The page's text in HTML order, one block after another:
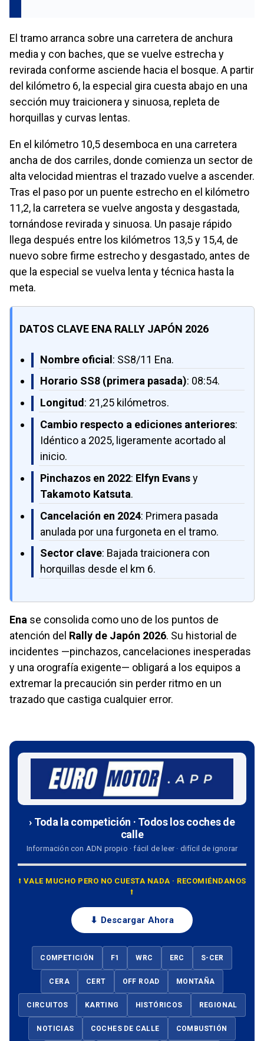
El tramo arranca sobre una carretera de anchura
media y con baches, que se vuelve estrecha y
revirada conforme asciende hacia el bosque. A partir
del kilómetro 6, la especial gira cuesta abajo en una
sección muy traicionera y sinuosa, repleta de
horquillas y curvas lentas.
En el kilómetro 10,5 desemboca en una carretera
ancha de dos carriles, donde comienza un sector de
alta velocidad mientras el trazado vuelve a ascender.
Tras el paso por un puente estrecho en el kilómetro
11,2, la carretera se vuelve angosta y desgastada,
tornándose revirada y sinuosa. Un pasaje rápido
llega después entre los kilómetros 13,5 y 15,4, de
nuevo sobre firme estrecho y desgastado, antes de
que la especial se vuelva lenta y técnica hasta la
meta.
DATOS CLAVE ENA RALLY JAPÓN 2026
Nombre oficial: SS8/11 Ena.
Horario SS8 (primera pasada): 08:54.
Longitud : 21,25 kilómetros.
Cambio respecto a ediciones anteriores:
Idéntico a 2025, ligeramente acortado al
inicio.
Pinchazos en 2022: Elfyn Evansy
Takamoto Katsuta.
Cancelación en 2024: Primera pasada
anulada por una furgoneta en el tramo.
Sector clave: Bajada traicionera con
horquillas desde el km 6.
Ena se consolida como uno de los puntos de
atención del Rally de Japón 2026. Su historial de
incidentes —pinchazos, cancelaciones inesperadas
y una orografía exigente— obligará a los equipos a
extremar la precaución sin perder ritmo en un
trazado que castiga cualquier error.
› Toda la competición · Todos los coches de
calle
Información con ADN propio · fácil de leer · difícil de ignorar
⭡ VALE MUCHO PERO NO CUESTA NADA · RECOMIÉNDANOS
⭡
⬇ Descargar Ahora
COMPETICIÓN F1 WRC ERC S-CER
CERA CERT OFF ROAD MONTAÑA
CIRCUITOS KARTING HISTÓRICOS REGIONAL
NOTICIAS COCHES DE CALLE COMBUSTIÓN